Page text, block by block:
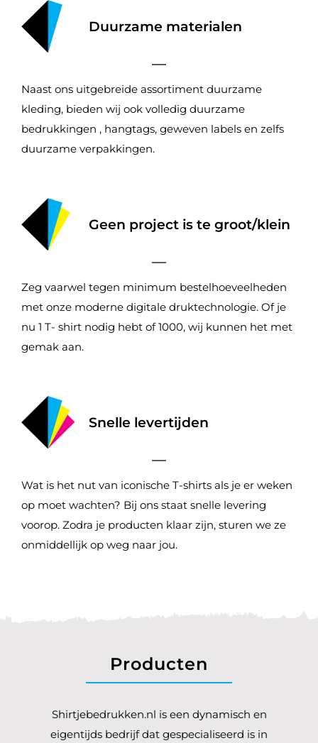
Duurzame materialen
Naast ons uitgebreide assortiment duurzame
kleding, bieden wij ook volledig duurzame
bedrukkingen , hangtags, geweven labels en zelfs
duurzame verpakkingen.
Geen project is te groot/klein
Zeg vaarwel tegen minimum bestelhoeveelheden
met onze moderne digitale druktechnologie. Of je
nu 1 T- shirt nodig hebt of 1000, wij kunnen het met
gemak aan.
Snelle levertijden
Wat is het nut van iconische T-shirts als je er weken
op moet wachten? Bij ons staat snelle levering
voorop. Zodra je producten klaar zijn, sturen we ze
onmiddellijk op weg naar jou.
Producten
Shirtjebedrukken.nl is een dynamisch en
eigentijds bedrijf dat gespecialiseerd is in